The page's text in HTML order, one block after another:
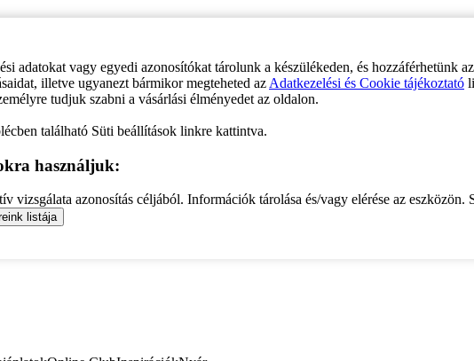
adatokat vagy egyedi azonosítókat tárolunk a készülékeden, és hozzáférhetünk
illetve ugyanezt bármikor megteheted az Adatkezelési és Cookie tájékoztató
tudjuk szabni a vásárlási élményedet az oldalon.
található Süti beállítások linkre kattintva.
használjuk:
vizsgálata azonosítás céljából. Információk tárolása és/vagy elérése az eszközön.
listája